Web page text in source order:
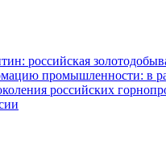
российская
промышленности: в
российских